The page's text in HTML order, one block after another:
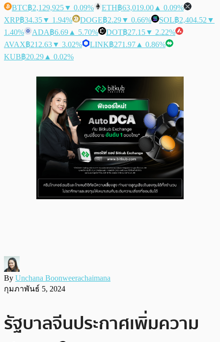
BTC฿2,129,925▼ 0.09% ETH฿63,019.00 ▲ 0.09%
XRP฿34.35▼ 1.94% DOGE฿2.29▼ 0.66% SOL฿2,404.52 ▼
1.40%
ADA฿6.69 ▲ 5.70% DOT฿27.15▼ 2.22%
AVAX฿212.63▼ 3.02% LINK฿271.97 ▲ 0.86%
KUB฿20.29 ▲ 0.02%
By Unchana Boonweerachaimana
กุมภาพันธ์ 5, 2024
รัฐบาลจีนประกาศเพิ่มความ